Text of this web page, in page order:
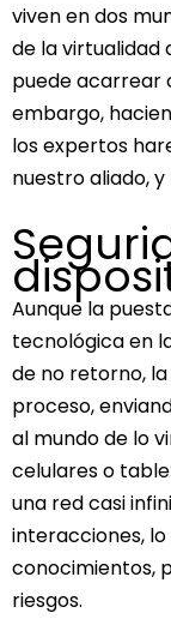
viven en dos
de la virtualidad
puede acarrear
embargo,
los expertos
nuestro aliado,
Aunque la
tecnológica en
de no retorno,
proceso,
al mundo de lo
celulares o
una red casi
interacciones,
conocimientos,
riesgos.